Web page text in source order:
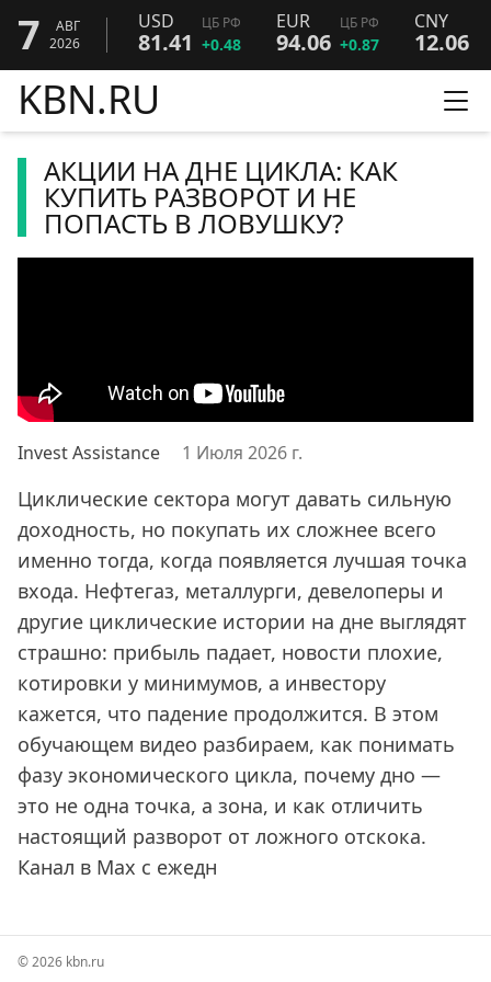
7
АВГ
2026
USD ЦБ РФ
81.41 +0.48
EUR ЦБ РФ
94.06 +0.87
CNY
12.06
KBN.RU
АКЦИИ НА ДНЕ ЦИКЛА: КАК
КУПИТЬ РАЗВОРОТ И НЕ
ПОПАСТЬ В ЛОВУШКУ?
Invest Assistance 1 Июля 2026 г.
Циклические сектора могут давать сильную
доходность, но покупать их сложнее всего
именно тогда, когда появляется лучшая точка
входа. Нефтегаз, металлурги, девелоперы и
другие циклические истории на дне выглядят
страшно: прибыль падает, новости плохие,
котировки у минимумов, а инвестору
кажется, что падение продолжится. В этом
обучающем видео разбираем, как понимать
фазу экономического цикла, почему дно —
это не одна точка, а зона, и как отличить
настоящий разворот от ложного отскока.
Канал в Max с ежедн
© 2026 kbn.ru